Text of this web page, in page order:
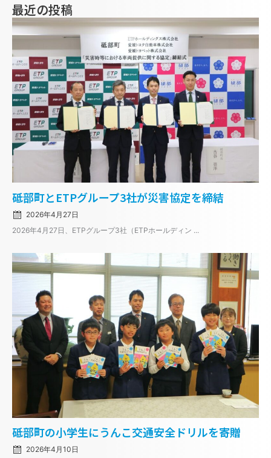
最近の投稿
砥部町とETPグループ3社が災害協定を締結
on
2026年4月27日
2026年4月27日、ETPグループ3社（ETPホールディン ...
砥部町の小学生にうんこ交通安全ドリルを寄贈
on
2026年4月10日